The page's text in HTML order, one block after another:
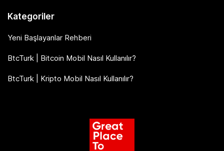
Kategoriler
Yeni Başlayanlar Rehberi
BtcTurk | Bitcoin Mobil Nasıl Kullanılır?
BtcTurk | Kripto Mobil Nasıl Kullanılır?